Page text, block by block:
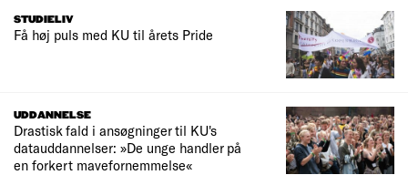
STUDIELIV
Få høj puls med KU til årets Pride
UDDANNELSE
Drastisk fald i ansøgninger til KU's
datauddannelser: »De unge handler på
en forkert mavefornemmelse«